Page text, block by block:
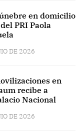
en domicilio
PRI Paola
DE 2026
en
recibe a
Nacional
DE 2026